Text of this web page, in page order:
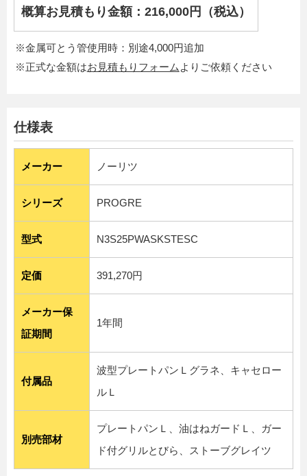
概算お見積もり金額：216,000円（税込）
※金属可とう管使用時：別途4,000円追加
※正式な金額はお見積もりフォーム よりご依頼ください
仕様表
メーカー ノーリツ
シリーズ PROGRE
型式 N3S25PWASKSTESC
定価 391,270円
メーカー保
証期間
1年間
付属品
波型プレートパンＬグラネ、キャセロー
ルＬ
別売部材
プレートパンＬ、油はねガードＬ、ガー
ド付グリルとびら、ストーブグレイツ